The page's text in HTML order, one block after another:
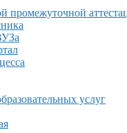
промежуточной
услуг